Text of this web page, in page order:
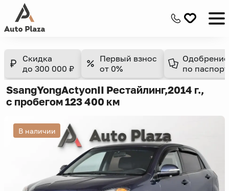
Скидка
до 300 000 ₽
Первый взнос
от 0%
Одобрение
по
SsangYongActyonII Рестайлинг,2014 г.,
с пробегом 123 400 км
В наличии